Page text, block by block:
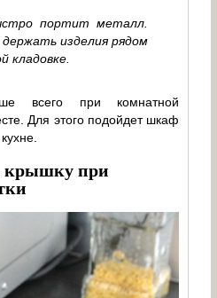
портит металл.
изделия рядом
кладовке.
всего при комнатной
Для этого подойдет шкаф
крышку при